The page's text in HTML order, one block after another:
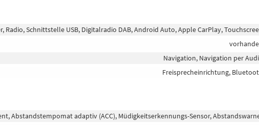
Radio, Schnittstelle USB, Digitalradio DAB, Android Auto, Apple CarPlay,
Navigation, Navigation per
Freisprecheinrichtung,
Abstandstempomat adaptiv (ACC), Müdigkeitserkennungs-Sensor,